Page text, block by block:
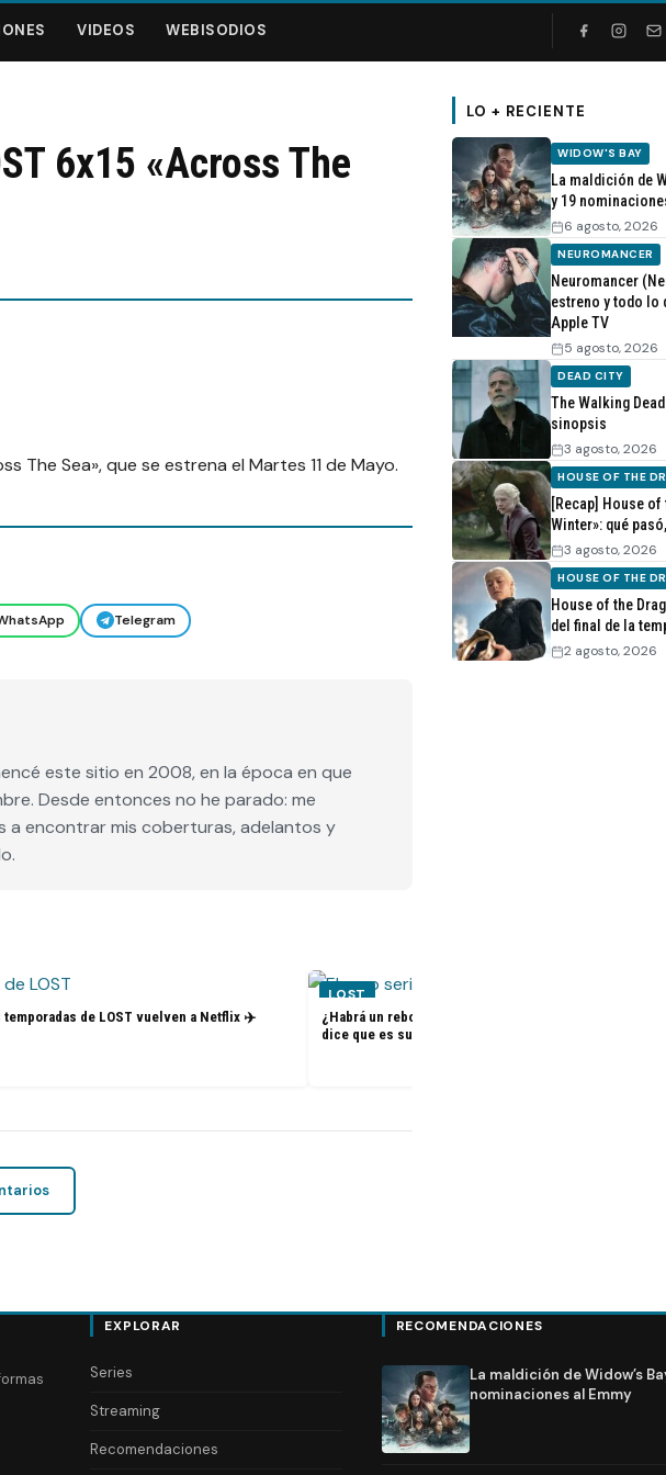
VIDEOS WEBISODIOS
6x15 «Across The
The Sea», que se estrena el Martes 11 de Mayo.
Telegram
este sitio en 2008, en la época en que
Desde entonces no he parado: me
a encontrar mis coberturas, adelantos y
temporadas de LOST vuelven a Netflix ✈️
LOST
¿Habrá un reboot de Lost? La nueva presidenta de ABC
dice que es su sueño
LO + RECIENTE
WIDOW'S BAY
La maldición de
y 19
6 agosto, 2026
NEUROMANCER
Neuromancer
estreno y todo lo
Apple TV
5 agosto, 2026
DEAD CITY
The Walking
sinopsis
3 agosto, 2026
HOUSE OF THE
[Recap] House of
Winter»: qué
3 agosto, 2026
HOUSE OF THE
House of the
del final de la
2 agosto, 2026
EXPLORAR
Series
Streaming
Recomendaciones
RECOMENDACIONES
La maldición de Widow’s
nominaciones al Emmy